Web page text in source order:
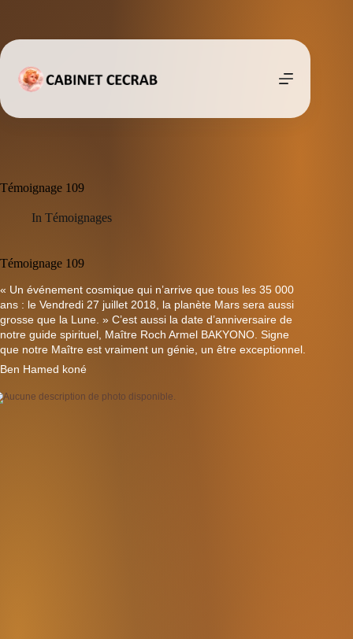
Témoignage 109
In Témoignages
Témoignage 109
« Un événement cosmique qui n’arrive que tous les 35 000
ans : le Vendredi 27 juillet 2018, la planète Mars sera aussi
grosse que la Lune. » C’est aussi la date d’anniversaire de
notre guide spirituel, Maître Roch Armel BAKYONO. Signe
que notre Maître est vraiment un génie, un être exceptionnel.
Ben Hamed koné